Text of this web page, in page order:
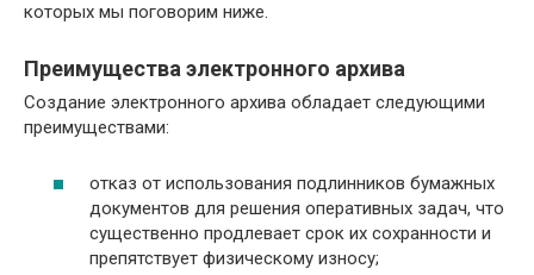
которых мы поговорим ниже.
Преимущества электронного архива
Создание электронного архива обладает следующими
преимуществами:
отказ от использования подлинников бумажных
документов для решения оперативных задач, что
существенно продлевает срок их сохранности и
препятствует физическому износу;